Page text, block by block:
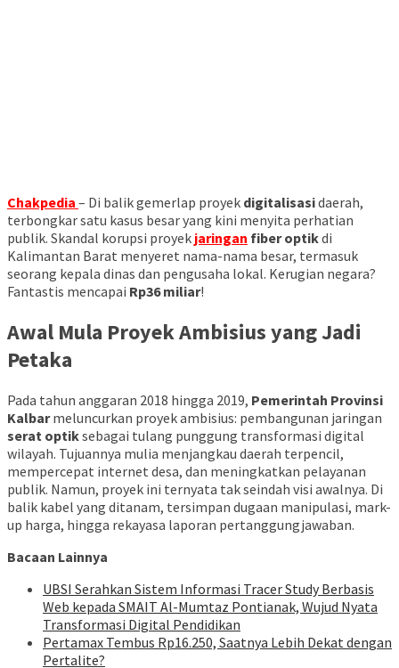
Chakpedia – Di balik gemerlap proyek digitalisasidaerah,
terbongkar satu kasus besar yang kini menyita perhatian
publik. Skandal korupsi proyek jaringan fiber optikdi
Kalimantan Barat menyeret nama-nama besar, termasuk
seorang kepala dinas dan pengusaha lokal. Kerugian negara?
Fantastis mencapai Rp36 miliar!
Awal Mula Proyek Ambisius yang Jadi
Petaka
Pada tahun anggaran 2018 hingga 2019, Pemerintah Provinsi
Kalbarmeluncurkan proyek ambisius: pembangunan jaringan
serat optiksebagai tulang punggung transformasi digital
wilayah. Tujuannya mulia menjangkau daerah terpencil,
mempercepat internet desa, dan meningkatkan pelayanan
publik. Namun, proyek ini ternyata tak seindah visi awalnya. Di
balik kabel yang ditanam, tersimpan dugaan manipulasi, mark-
up harga, hingga rekayasa laporan pertanggungjawaban.
Bacaan Lainnya
UBSI Serahkan Sistem Informasi Tracer Study Berbasis
Web kepada SMAIT Al-Mumtaz Pontianak, Wujud Nyata
Transformasi Digital Pendidikan
Pertamax Tembus Rp16.250, Saatnya Lebih Dekat dengan
Pertalite?